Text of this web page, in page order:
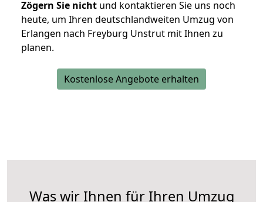
Zögern Sie nicht und kontaktieren Sie uns noch
heute, um Ihren deutschlandweiten Umzug von
Erlangen nach Freyburg Unstrut mit Ihnen zu
planen.
Kostenlose Angebote erhalten
Was wir Ihnen für Ihren Umzug